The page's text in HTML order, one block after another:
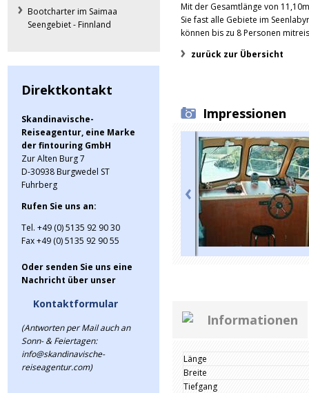
Bootcharter im Saimaa
Seengebiet - Finnland
Direktkontakt
Skandinavische-
Reiseagentur, eine Marke
der fintouring GmbH
Zur Alten Burg 7
D-30938 Burgwedel ST
Fuhrberg
Rufen Sie uns an:
Tel. +49 (0) 5135 92 90 30
Fax +49 (0) 5135 92 90 55
Oder senden Sie uns eine
Nachricht über unser
Kontaktformular
(Antworten per Mail auch an
Sonn- & Feiertagen:
info@skandinavische-
reiseagentur.com)
Mit der Gesamtlänge von
Sie fast alle Gebiete im
können bis zu 8 Personen
zurück zur Übersicht
Impressionen
Informationen
Länge
Breite
Tiefgang